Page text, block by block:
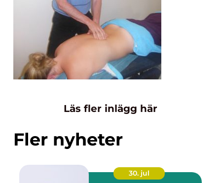
Läs fler inlägg här
Fler nyheter
30. jul